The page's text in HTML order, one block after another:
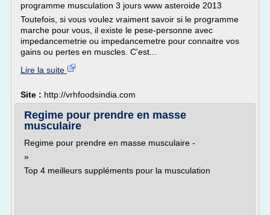
programme musculation 3 jours www asteroide 2013
Toutefois, si vous voulez vraiment savoir si le programme
marche pour vous, il existe le pese-personne avec
impedancemetrie ou impedancemetre pour connaitre vos
gains ou pertes en muscles. C'est...
Lire la suite
Site : http://vrhfoodsindia.com
Regime pour prendre en masse
musculaire
Regime pour prendre en masse musculaire -
»
Top 4 meilleurs suppléments pour la musculation